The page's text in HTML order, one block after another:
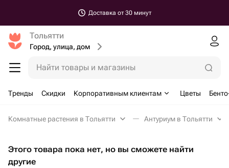
Доставка от 30 минут
Тольятти
Город, улица, дом
Найти товары и магазины
Тренды Скидки Корпоративным клиентам Цветы
Комнатные растения в Тольятти Антуриум в Тольятти
Этого товара пока нет, но вы сможете найти
другие